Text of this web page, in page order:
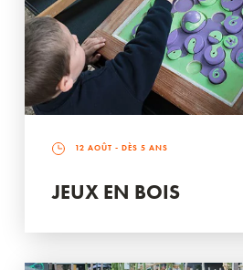
12 AOÛT - DÈS 5 ANS
JEUX EN BOIS